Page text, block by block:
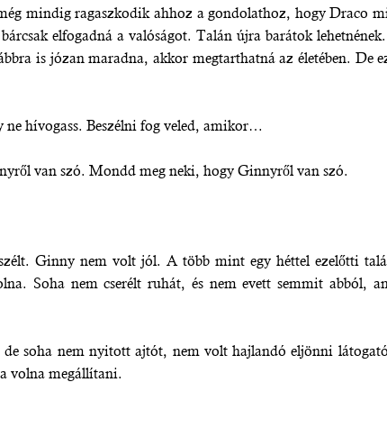
mindig ragaszkodik ahhoz a gondolathoz, hogy Draco
elfogadná a valóságot. Talán újra barátok
is józan maradna, akkor megtarthatná az életében. De
hívogass. Beszélni fog veled, amikor…
van szó. Mondd meg neki, hogy Ginnyről van szó.
Ginny nem volt jól. A több mint egy héttel ezelőtti
Soha nem cserélt ruhát, és nem evett semmit abból,
soha nem nyitott ajtót, nem volt hajlandó eljönni
volna megállítani.